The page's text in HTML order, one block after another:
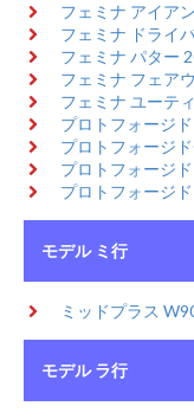
フェミナ アイア
フェミナ ドライ
フェミナ パター
フェミナ フェア
フェミナ ユーテ
プロトフォージ
プロトフォージ
プロトフォージ
プロトフォージ
モデル ミ行
ミッドプラス
モデル ラ行